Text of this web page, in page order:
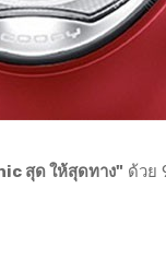
สุด ให้สุดทาง" ด้วย